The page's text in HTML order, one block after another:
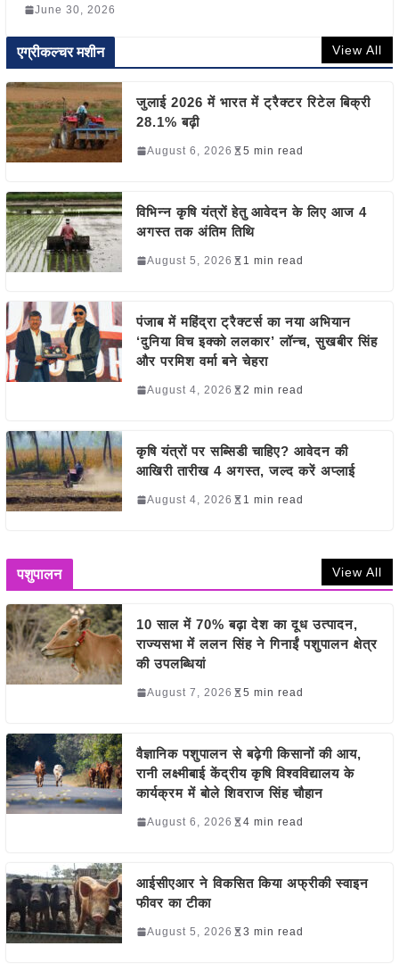
June 30, 2026
एग्रीकल्चर मशीन View All
जुलाई 2026 में भारत में ट्रैक्टर रिटेल बिक्री
28.1% बढ़ी
August 6, 2026 5 min read
विभिन्न कृषि यंत्रों हेतु आवेदन के लिए आज 4
अगस्त तक अंतिम तिथि
August 5, 2026 1 min read
पंजाब में महिंद्रा ट्रैक्टर्स का नया अभियान
‘दुनिया विच इक्को ललकार’ लॉन्च, सुखबीर सिंह
और परमिश वर्मा बने चेहरा
August 4, 2026 2 min read
कृषि यंत्रों पर सब्सिडी चाहिए? आवेदन की
आखिरी तारीख 4 अगस्त, जल्द करें अप्लाई
August 4, 2026 1 min read
पशुपालन View All
10 साल में 70% बढ़ा देश का दूध उत्पादन,
राज्यसभा में ललन सिंह ने गिनाईं पशुपालन क्षेत्र
की उपलब्धियां
August 7, 2026 5 min read
वैज्ञानिक पशुपालन से बढ़ेगी किसानों की आय,
रानी लक्ष्मीबाई केंद्रीय कृषि विश्वविद्यालय के
कार्यक्रम में बोले शिवराज सिंह चौहान
August 6, 2026 4 min read
आईसीएआर ने विकसित किया अफ्रीकी स्वाइन
फीवर का टीका
August 5, 2026 3 min read